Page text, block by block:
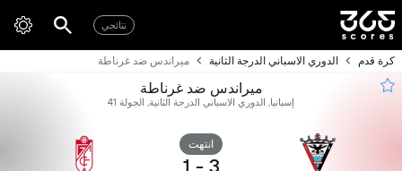
نتائجي
كرة قدم الدوري الاسباني الدرجة الثانية ميراندس ضد غرناطة
ميراندس ضد غرناطة
إسبانيا, الدوري الاسباني الدرجة الثانية, الجولة 41
انتهت
3
-
1